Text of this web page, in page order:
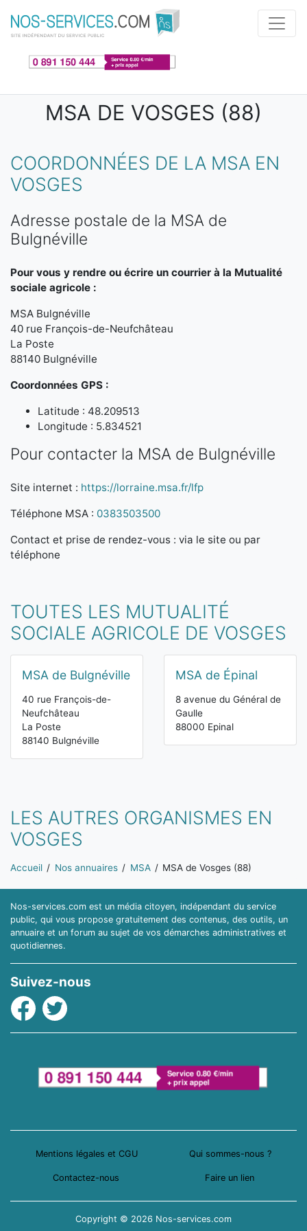
Aller au contenu principal
MSA DE VOSGES (88)
COORDONNÉES DE LA MSA EN
VOSGES
Adresse postale de la MSA de
Bulgnéville
Pour vous y rendre ou écrire un courrier à la Mutualité
sociale agricole :
MSA Bulgnéville
40 rue François-de-Neufchâteau
La Poste
88140 Bulgnéville
Coordonnées GPS :
Latitude : 48.209513
Longitude : 5.834521
Pour contacter la MSA de Bulgnéville
Site internet : https://lorraine.msa.fr/lfp
Téléphone MSA : 0383503500
Contact et prise de rendez-vous : via le site ou par
téléphone
TOUTES LES MUTUALITÉ
SOCIALE AGRICOLE DE VOSGES
MSA de Bulgnéville
40 rue François-de-
Neufchâteau
La Poste
88140 Bulgnéville
MSA de Épinal
8 avenue du Général de
Gaulle
88000 Epinal
LES AUTRES ORGANISMES EN
VOSGES
Vous êtes ici:
Accueil Nos annuaires MSA MSA de Vosges (88)
Nos-services.com est un média citoyen, indépendant du service
public, qui vous propose gratuitement des contenus, des outils, un
annuaire et un forum au sujet de vos démarches administratives et
quotidiennes.
Suivez-nous
Facebook
Twitter
Mentions légales et CGU Qui sommes-nous ?
Contactez-nous Faire un lien
Copyright © 2026 Nos-services.com